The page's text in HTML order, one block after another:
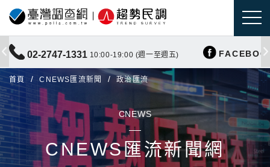
02-2747-1331 10:00-19:00 (週一至週五)
首頁 CNEWS匯流新聞 政治匯流
CNEWS
CNEWS匯流新聞網